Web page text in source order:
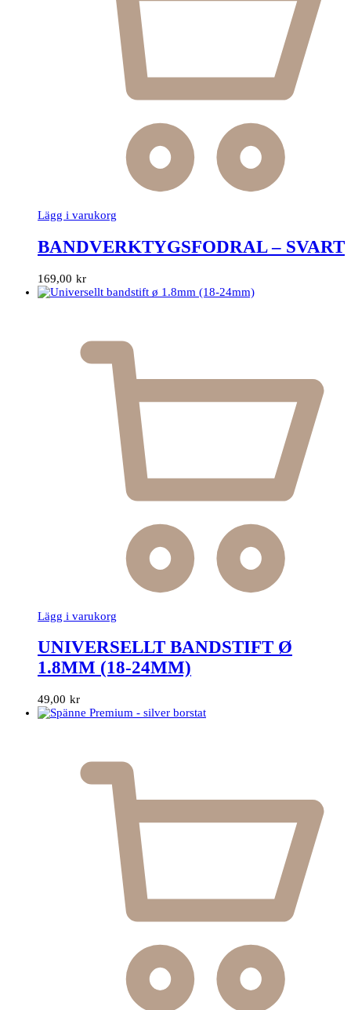
Lägg i varukorg
BANDVERKTYGSFODRAL – SVART
169,00 kr
Lägg i varukorg
UNIVERSELLT BANDSTIFT Ø
1.8MM (18-24MM)
49,00 kr